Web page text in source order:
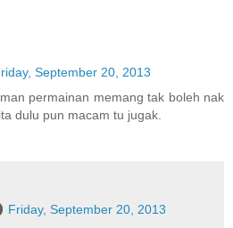
September 20, 2013
permainan memang tak boleh nak
dulu pun macam tu jugak.
Friday, September 20, 2013